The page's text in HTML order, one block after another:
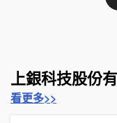
上銀科技股份
看更多>>